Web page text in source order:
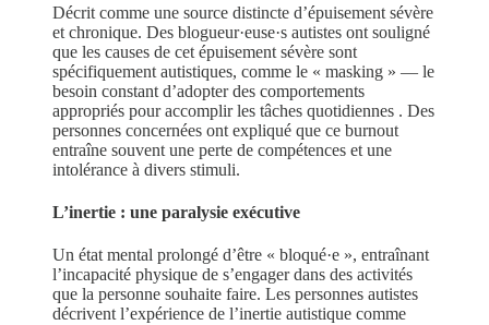
Décrit comme une source distincte d’épuisement sévère
et chronique. Des blogueur·euse·s autistes ont souligné
que les causes de cet épuisement sévère sont
spécifiquement autistiques, comme le « masking » — le
besoin constant d’adopter des comportements
appropriés pour accomplir les tâches quotidiennes . Des
personnes concernées ont expliqué que ce burnout
entraîne souvent une perte de compétences et une
intolérance à divers stimuli.
L’inertie : une paralysie exécutive
Un état mental prolongé d’être « bloqué·e », entraînant
l’incapacité physique de s’engager dans des activités
que la personne souhaite faire. Les personnes autistes
décrivent l’expérience de l’inertie autistique comme